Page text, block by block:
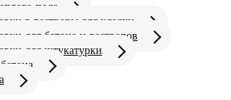
пола
в растворы для кладки
для бетона и растворов
для штукатурки